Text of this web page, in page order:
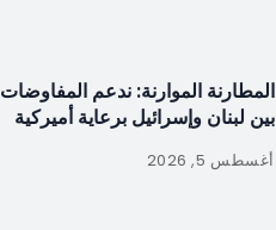
المطارنة الموارنة: ندعم المفاوضات
بين لبنان وإسرائيل برعاية أميركية
أغسطس 5, 2026